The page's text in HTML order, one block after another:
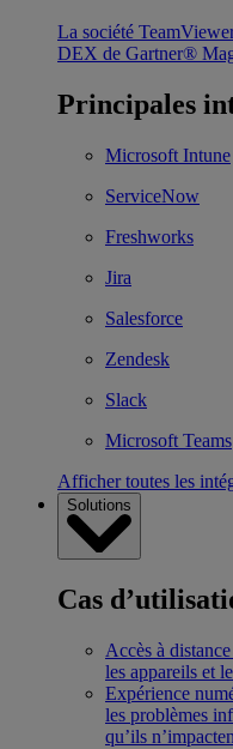
La société
DEX de Gartner®
Principales
Microsoft Intune
ServiceNow
Freshworks
Jira
Salesforce
Zendesk
Slack
Microsoft Teams
Afficher toutes les
Solutions
Cas
Accès à
les appareils et
Expérience
les problèmes
qu’ils